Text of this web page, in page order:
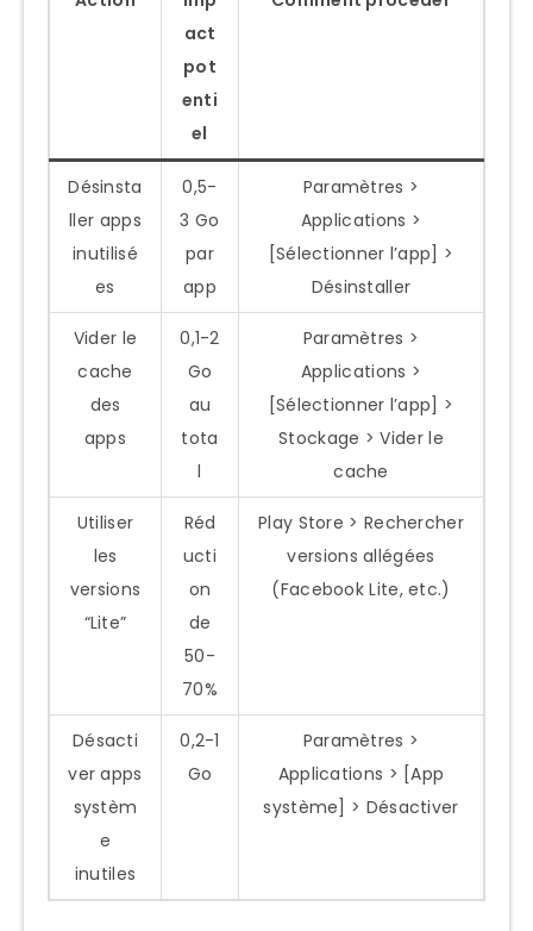
act
pot
enti
el
Désinsta
ller apps
inutilisé
es
0,5-
3 Go
par
app
Paramètres >
Applications >
[Sélectionner l’app] >
Désinstaller
Vider le
cache
des
apps
0,1-2
Go
au
tota
l
Paramètres >
Applications >
[Sélectionner l’app] >
Stockage > Vider le
cache
Utiliser
les
versions
“Lite”
Réd
ucti
on
de
50-
70%
Play Store > Rechercher
versions allégées
(Facebook Lite, etc.)
Désacti
ver apps
systèm
e
inutiles
0,2-1
Go
Paramètres >
Applications > [App
système] > Désactiver